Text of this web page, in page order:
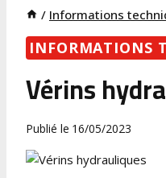
/ Informations
INFORMATIONS
Vérins
Publié le 16/05/2023